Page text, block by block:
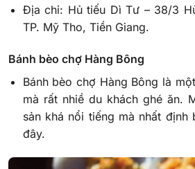
Địa chỉ: Hủ tiếu Dì Tư – 38/3
TP. Mỹ Tho, Tiền Giang.
Bánh bèo chợ Hàng Bông
Bánh bèo chợ Hàng Bông là
mà rất nhiề du khách ghé ăn.
sản khá nổi tiếng mà nhất định
đây.